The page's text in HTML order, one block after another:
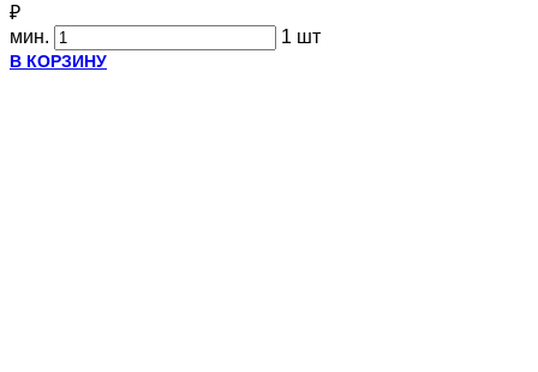
₽
мин.
1 шт
В КОРЗИНУ